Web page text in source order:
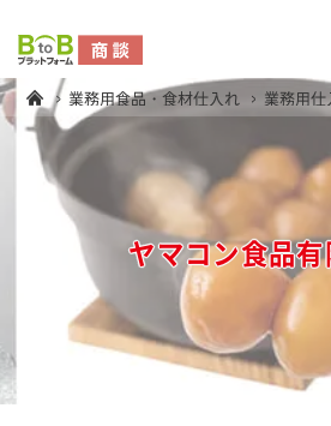
業務用食品・食材仕入れ 業務用
ヤマコン食品